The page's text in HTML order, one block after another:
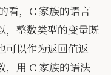
看，C 家族的语言
，整数类型的变量既
可以作为返回值返
，用 C 家族的语法